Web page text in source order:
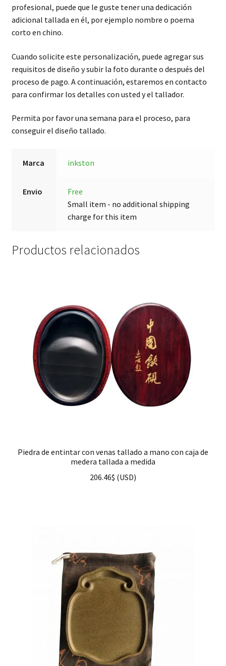
profesional, puede que le guste tener una dedicación
adicional tallada en él, por ejemplo nombre o poema
corto en chino.
Cuando solicite este personalización, puede agregar sus
requisitos de diseño y subir la foto durante o después del
proceso de pago. A continuación, estaremos en contacto
para confirmar los detalles con usted y el tallador.
Permita por favor una semana para el proceso, para
conseguir el diseño tallado.
Marca inkston
Envio
Free
Small item - no additional shipping
charge for this item
Productos relacionados
Piedra de entintar con venas tallado a mano con caja de
medera tallada a medida
206.46$ (USD)